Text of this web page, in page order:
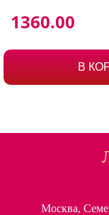
1360.00
В
Москва,